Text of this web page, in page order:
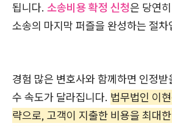
됩니다. 소송비용 확정 신청은 당연
소송의 마지막 퍼즐을 완성하는 절차
경험 많은 변호사와 함께하면 인정받
수 속도가 달라집니다. 법무법인 이
략으로, 고객이 지출한 비용을 최대